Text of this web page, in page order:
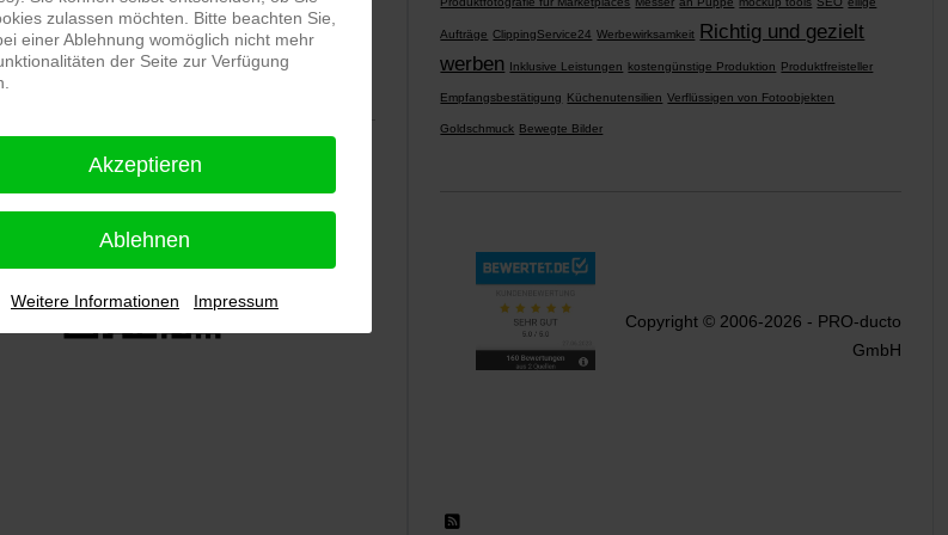
bei 144 Google-Rezensionen (Stand 02.01.2026)
ansehen|Bewertung abgeben
Aufträge ClippingService24 Werbewirksamkeit Richtig und gezielt
werben Inklusive Leistungen kostengünstige Produktion Produktfreisteller
Empfangsbestätigung Küchenutensilien Verflüssigen von Fotoobjekten
Goldschmuck Bewegte Bilder
Copyright © 2006-2026 - PRO-ducto
GmbH
zulassen möchten. Bitte beachten Sie,
einer Ablehnung womöglich nicht mehr
der Seite zur Verfügung
Akzeptieren
Ablehnen
Weitere Informationen Impressum